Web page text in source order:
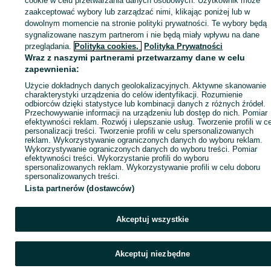
Pomorskie
Piasek - Grabiny-Zameczek
KATEGORIA
ID:839466969
Zadzwoń / SMS Wyślij wiadomość
zaakceptować wybory lub zarządzać nimi, klikając poniżej lub w
dowolnym momencie na stronie polityki prywatności. Te wybory będą
sygnalizowane naszym partnerom i nie będą miały wpływu na dane
przeglądania. Polityka cookies, Polityka Prywatności
Wraz z naszymi partnerami przetwarzamy dane w celu
zapewnienia:
Użycie dokładnych danych geolokalizacyjnych. Aktywne skanowanie
charakterystyki urządzenia do celów identyfikacji. Rozumienie
odbiorców dzięki statystyce lub kombinacji danych z różnych źródeł.
Przechowywanie informacji na urządzeniu lub dostęp do nich. Pomiar
efektywności reklam. Rozwój i ulepszanie usług. Tworzenie profili w
personalizacji treści. Tworzenie profili w celu spersonalizowanych
reklam. Wykorzystywanie ograniczonych danych do wyboru reklam.
Wykorzystywanie ograniczonych danych do wyboru treści. Pomiar
efektywności treści. Wykorzystanie profili do wyboru
spersonalizowanych reklam. Wykorzystywanie profili w celu doboru
spersonalizowanych treści.
Lista partnerów (dostawców)
Akceptuj wszystkie
Akceptuj niezbędne